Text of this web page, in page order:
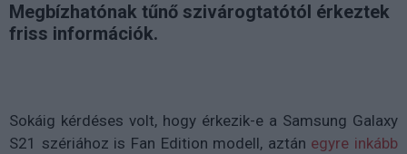
Megbízhatónak tűnő szivárogtatótól érkeztek
friss információk.
Sokáig kérdéses volt, hogy érkezik-e a Samsung Galaxy
S21 szériához is Fan Edition modell, aztán egyre inkább